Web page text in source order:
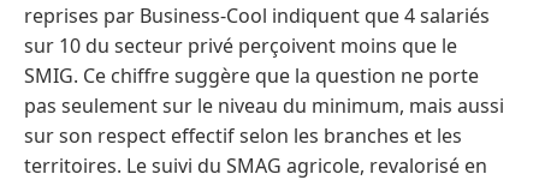
reprises par Business-Cool indiquent que 4 salariés
sur 10 du secteur privé perçoivent moins que le
SMIG. Ce chiffre suggère que la question ne porte
pas seulement sur le niveau du minimum, mais aussi
sur son respect effectif selon les branches et les
territoires. Le suivi du SMAG agricole, revalorisé en